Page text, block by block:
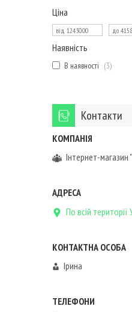
Ціна
Наявність
В наявності 3
Контакти
Інтернет-
По всій території
Ірина